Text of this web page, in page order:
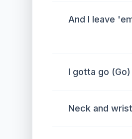
And I leave
I gotta go (Go)
Neck and